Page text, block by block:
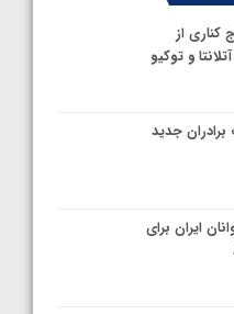
کناری از
و توکیو
جدید
ایران برای